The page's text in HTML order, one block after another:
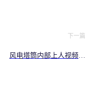
下一篇
风电塔筒内部上人视频看